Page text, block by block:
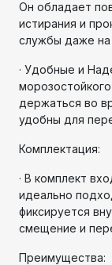
Он обладает
истирания и
службы даже на
· Удобные и
держаться во
удобны для
Комплектация:
· В комплект
идеально
фиксируется
смещение и
Преимущества: